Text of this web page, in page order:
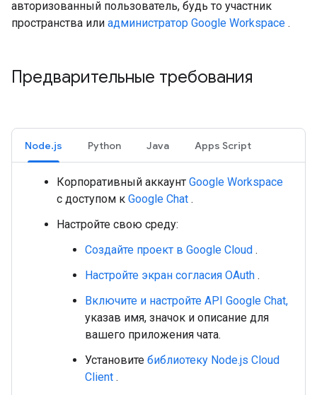
авторизованный пользователь, будь то участник
пространства или администратор Google Workspace .
Предварительные требования
Node.js Python Java Apps Script
Корпоративный аккаунт Google Workspace
с доступом к Google Chat .
Настройте свою среду:
Создайте проект в Google Cloud .
Настройте экран согласия OAuth .
Включите и настройте API Google Chat,
указав имя, значок и описание для
вашего приложения чата.
Установите библиотеку Node.js Cloud
Client .